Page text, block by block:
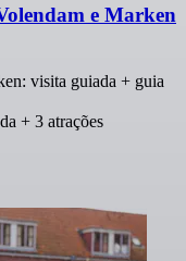
e Marken
visita guiada + guia
+ 3 atrações